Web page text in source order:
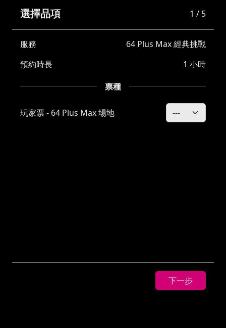
選擇品項 1 / 5
服務
64 Plus Max 經典挑戰
預約時長
1 小時
票種
玩家票 - 64 Plus Max 場地
下一步